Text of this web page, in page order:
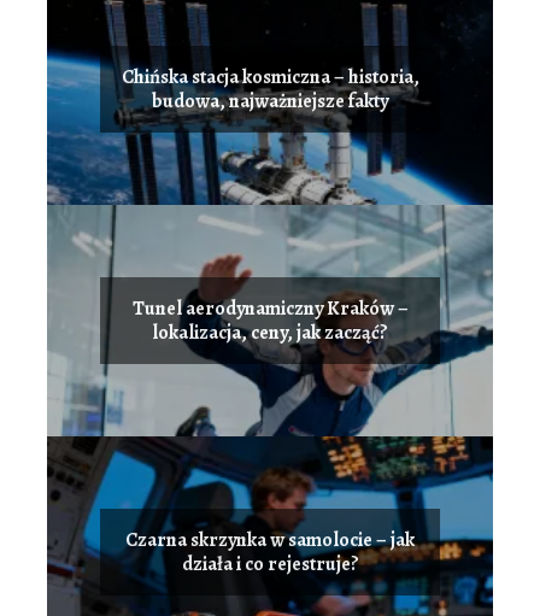
Chińska stacja kosmiczna – historia,
budowa, najważniejsze fakty
Tunel aerodynamiczny Kraków –
lokalizacja, ceny, jak zacząć?
Czarna skrzynka w samolocie – jak
działa i co rejestruje?